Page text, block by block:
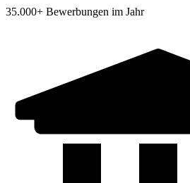
35.000+ Bewerbungen im Jahr